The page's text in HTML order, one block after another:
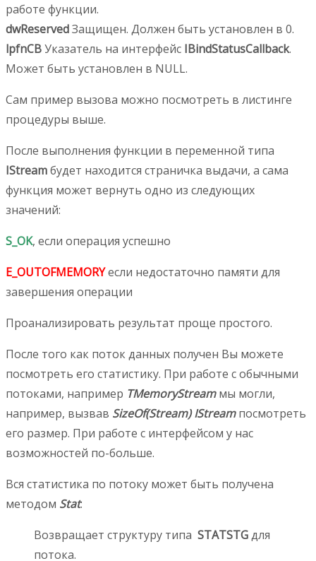
работе функции.
dwReservedЗащищен. Должен быть установлен в 0.
lpfnCBУказатель на интерфейс IBindStatusCallback.
Может быть установлен в NULL.
Сам пример вызова можно посмотреть в листинге
процедуры выше.
После выполнения функции в переменной типа
IStreamбудет находится страничка выдачи, а сама
функция может вернуть одно из следующих
значений:
S_OK, если операция успешно
E_OUTOFMEMORYесли недостаточно памяти для
завершения операции
Проанализировать результат проще простого.
После того как поток данных получен Вы можете
посмотреть его статистику. При работе с обычными
потоками, например TMemoryStreamмы могли,
например, вызвав SizeOf(Stream)IStreamпосмотреть
его размер. При работе с интерфейсом у нас
возможностей по-больше.
Вся статистика по потоку может быть получена
методом Stat:
Возвращает структуру типа STATSTGдля
потока.